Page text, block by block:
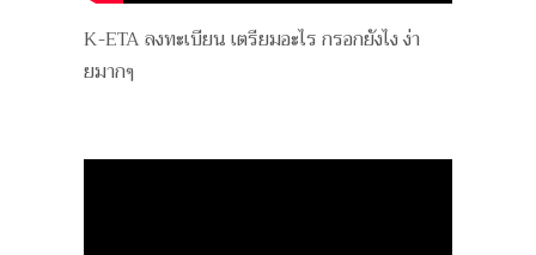
K-ETA ลงทะเบียน เตรียมอะไร กรอกยังไง ง่า
ยมากๆ